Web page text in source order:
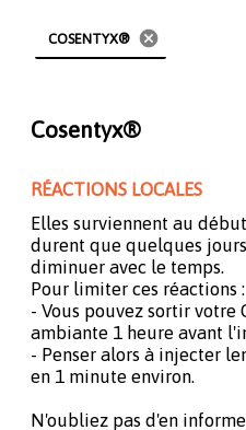
COSENTYX® cancel
Cosentyx®
RÉACTIONS LOCALES
Elles surviennent au
durent que quelques
diminuer avec le temps.
Pour limiter ces réactions :
- Vous pouvez sortir
ambiante 1 heure avant
- Penser alors à injecter
en 1 minute environ.
N'oubliez pas d'en